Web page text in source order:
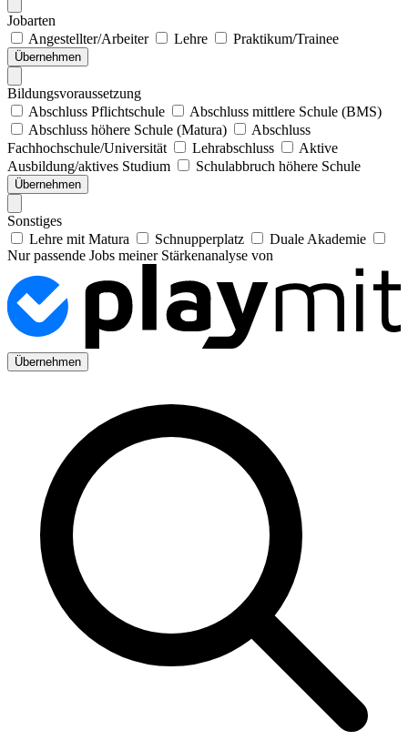
Jobarten
Angestellter/Arbeiter
Lehre Praktikum/Trainee
Übernehmen
Bildungsvoraussetzung
Abschluss Pflichtschule
Abschluss mittlere Schule (BMS)
Abschluss höhere Schule (Matura)
Abschluss
Fachhochschule/Universität
Lehrabschluss
Aktive
Ausbildung/aktives Studium
Schulabbruch höhere Schule
Übernehmen
Sonstiges
Lehre mit Matura
Schnupperplatz
Duale Akademie
Nur passende Jobs meiner Stärkenanalyse von
Übernehmen